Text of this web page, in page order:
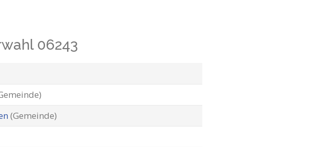
06243
(Gemeinde)